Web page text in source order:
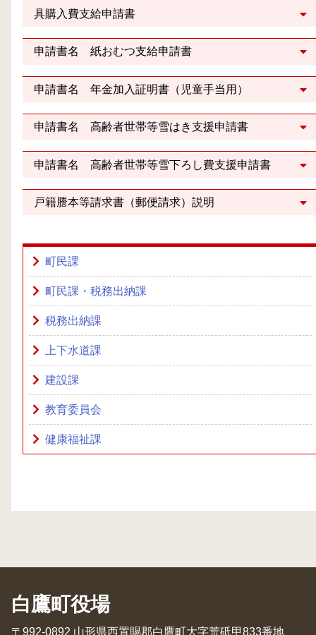
具購入費支給申請書
申請書名 紙おむつ支給申請書
申請書名 年金加入証明書（児童手当用）
申請書名 高齢者世帯等雪はき支援申請書
申請書名 高齢者世帯等雪下ろし費支援申請書
戸籍謄本等請求書（郵便請求）説明
町民課
町民課・税務出納課
税務出納課
上下水道課
建設課
教育委員会
健康福祉課
白鷹町役場
〒992-0892 山形県西置賜郡白鷹町大字荒砥甲833番地